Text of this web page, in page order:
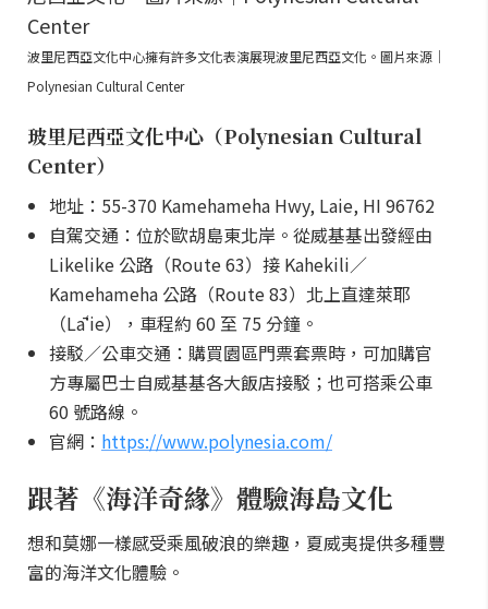
波里尼西亞文化中心擁有許多文化表演展現波里尼西亞文化。圖片來源｜
Polynesian Cultural Center
玻里尼西亞文化中心（Polynesian Cultural
Center）
地址：55-370 Kamehameha Hwy, Laie, HI 96762
自駕交通：位於歐胡島東北岸。從威基基出發經由
Likelike 公路（Route 63）接 Kahekili／
Kamehameha 公路（Route 83）北上直達萊耶
（Lāʻie），車程約 60 至 75 分鐘。
接駁／公車交通：購買園區門票套票時，可加購官
方專屬巴士自威基基各大飯店接駁；也可搭乘公車
60 號路線。
官網： https://www.polynesia.com/
跟著《海洋奇緣》體驗海島文化
想和莫娜一樣感受乘風破浪的樂趣，夏威夷提供多種豐
富的海洋文化體驗。